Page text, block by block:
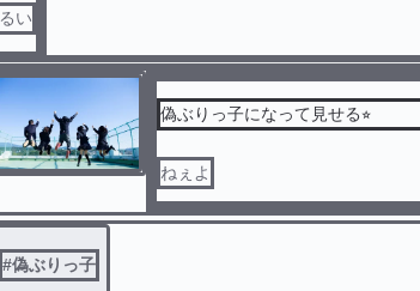
るい
偽ぶりっ子になって見せる⭐︎
ねぇよ
#偽ぶりっ子